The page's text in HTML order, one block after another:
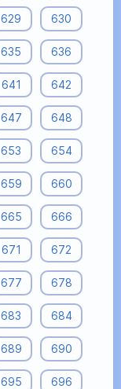
629 630
635 636
641 642
647 648
653 654
659 660
665 666
671 672
677 678
683 684
689 690
695 696